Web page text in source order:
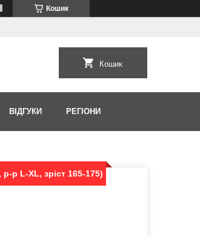
Кошик
Кошик
ВІДГУКИ РЕГІОНИ
р-р L-XL, зріст 165-175)